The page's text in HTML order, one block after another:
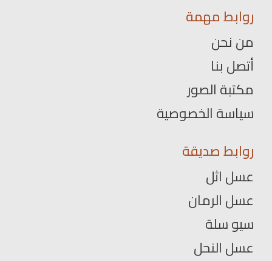
روابط مهمة
من نحن
أتصل بنا
مكتبة الصور
سياسة الخصوصية
روابط صديقة
عسل اثل
عسل الرمان
سيو سلة
عسل النحل